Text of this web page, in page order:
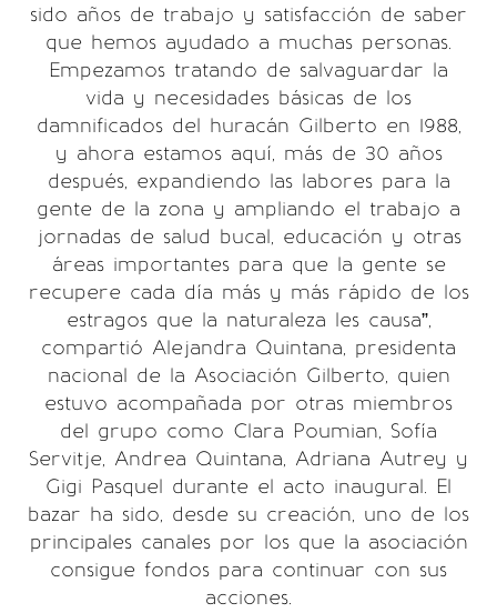
sido años de trabajo y satisfacción de saber
que hemos ayudado a muchas personas.
Empezamos tratando de salvaguardar la
vida y necesidades básicas de los
damnificados del huracán Gilberto en 1988,
y ahora estamos aquí, más de 30 años
después, expandiendo las labores para la
gente de la zona y ampliando el trabajo a
jornadas de salud bucal, educación y otras
áreas importantes para que la gente se
recupere cada día más y más rápido de los
estragos que la naturaleza les causa”,
compartió Alejandra Quintana, presidenta
nacional de la Asociación Gilberto, quien
estuvo acompañada por otras miembros
del grupo como Clara Poumian, Sofía
Servitje, Andrea Quintana, Adriana Autrey y
Gigi Pasquel durante el acto inaugural. El
bazar ha sido, desde su creación, uno de los
principales canales por los que la asociación
consigue fondos para continuar con sus
acciones.